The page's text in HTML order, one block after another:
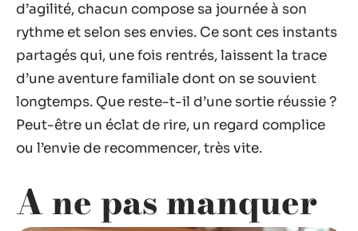
d’agilité, chacun compose sa journée à son
rythme et selon ses envies. Ce sont ces instants
partagés qui, une fois rentrés, laissent la trace
d’une aventure familiale dont on se souvient
longtemps. Que reste-t-il d’une sortie réussie ?
Peut-être un éclat de rire, un regard complice
ou l’envie de recommencer, très vite.
A ne pas manquer